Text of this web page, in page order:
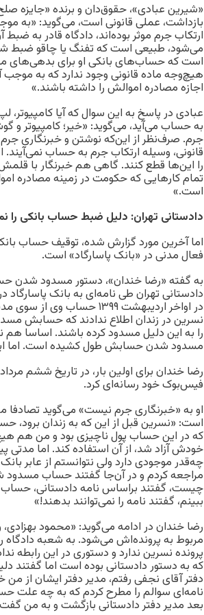
«شیرین عبادی»، حقوق‌دان و برنده «جایزه
بازداشت، عملی قانونی است، می‌گوید: «به
ارتکاب جرم موثر بوده‌اند، دادگاه قادر به
می‌شود، طبیعی است که تفنگ یا چاقو ضبط
است که حساب‌های بانکی او برای بدهی‌های
هیچ‌وجه ماده قانونی وجود ندارد که به موجب
اجازه مصادره اموالش را داشته باشند.»
عبادی در پاسخ به این سوال که آیا کامپیوتر،
به حساب می‌آید، می‌گوید: «خیر؛ کامپیوتر و
جرم. صرف‌نظر از این‌که نوشتن و خبرنگاری
قانونی، وسیله ارتکاب جرم به حساب
را این‌ها قطع کنند. گاهی هم خبرنگار با
تمام کارهایی که حکومت در زمینه مصادره
است.»
دادستانی تهران: دلیل ضبط حساب بانکی را
اما آخرین مورد گزارش شده، توقیف حساب‌
فعال مدنی در «بانک پاسارگاد» است.
به گفته «رضا خندان»، دستور مسدود شدن
در اواخر اردیبهشت ۱۳۹۹
نسرین در زندان اطلاع ندادند که حسابش
را به این دلیل مسدود کرده باشند. اساسا هم
مسدود شدن حسابش طول کشیده است. اما
رضا خندان برای اولین بار، در تاریخ ششم
فیس‌بوک خود رسانه‌ای کرد.
او به «خبرنگاری جرم نیست» می‌گوید
است: «نسرین قبل از این که به زندان برود،
که در این حساب پول ناچیزی بود و من هم
خودش آزاد شد، از آن استفاده کند. اما
چه‌قدر موجودی دارد ولی نتوانستم از عابر
مراجعه کردم و در آن‌جا گفتند حساب
چیست، گفتند براساس نامه دادستانی،
ببینم، گفتند نامه را نمی‌توانند بدهند!»
رضا خندان در ادامه می‌گوید: «محمود
مربوط به پرونده‌اش می‌شود. به شعبه دادگاه
پرونده نسرین ندارد و دستوری در این رابطه
که به دستور دادستانی بوده است اما گفتند
دفتر آقای نجفی رفتم، مدیر دفتر ایشان
نامه‌ای سوالم را مطرح کردم که به چه
بعد مدیر دفتر دادستانی بازگشت و به من